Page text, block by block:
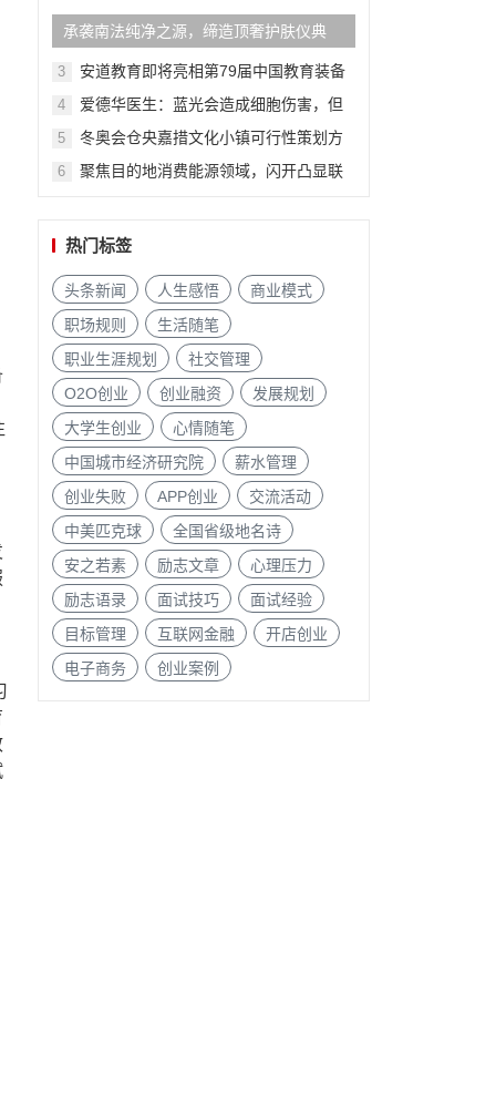
承袭南法纯净之源，缔造顶奢护肤仪典
「EviDenS de Beauté 伊菲丹南法纯净之
源快闪体验店」限时登陆北京三里屯太古
里
3
安道教育即将亮相第79届中国教育装备
4
爱德华医生：蓝光会造成细胞伤害，但
5
冬奥会仓央嘉措文化小镇可行性策划方
6
聚焦目的地消费能源领域，闪开凸显联
热门标签
头条新闻 人生感悟
商业模式
职场规则
生活随笔
职业生涯规划
社交管理
O2O创业
创业融资
发展规划
大学生创业
心情随笔
中国城市经济研究院
薪水管理
创业失败
APP创业
交流活动
中美匹克球
全国省级地名诗
安之若素
励志文章
心理压力
励志语录
面试技巧
面试经验
目标管理
互联网金融
开店创业
电子商务
创业案例